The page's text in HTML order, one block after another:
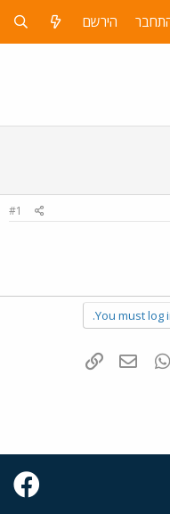
הירשם
#1
You must log
WhatsAppדואר אלקטרוני